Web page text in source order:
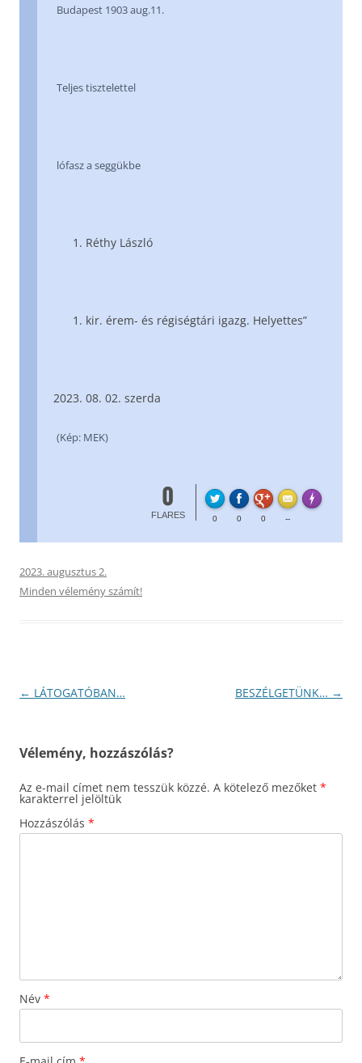
Budapest 1903 aug.11.
Teljes tisztelettel
lófasz a seggükbe
Réthy László
kir. érem- és régiségtári igazg. Helyettes”
08. 02. szerda
(Kép: MEK)
0
FLARES 0 0 0 --
Made with
2023. augusztus 2.
Minden vélemény számít!
Bejegyzés
← LÁTOGATÓBAN… BESZÉLGETÜNK… →
Vélemény, hozzászólás?
Az e-mail címet nem tesszük közzé. A kötelező mezőket *
karakterrel jelöltük
Hozzászólás *
Név *